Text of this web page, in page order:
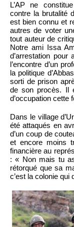
L’AP ne
contre la brutalité
est bien connu et
autres de voter
tout auteur de
Notre ami Issa
d’arrestation
l’encontre d’un
la politique
sorti de prison
de son procès. Il
d’occupation cette
Dans le village
été attaqués en
d’un coup de
et encore moins
financière au
: « Non mais tu
rétorqué que sa
c’est la colonie qui